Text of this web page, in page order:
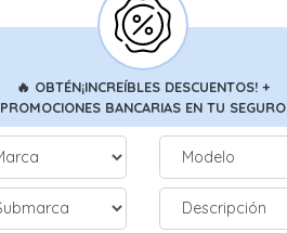
🔥 OBTÉN¡INCREÍBLES DESCUENTOS! +
PROMOCIONES BANCARIAS EN TU SEGURO